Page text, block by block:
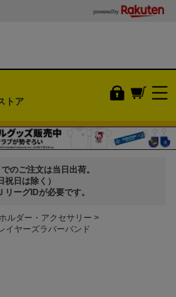
powered by
トア
のご注文は当日出荷。
祝日は除く）
リーグIDが必要です。
ルダー・アクセサリー
イヤーズラバーバンド